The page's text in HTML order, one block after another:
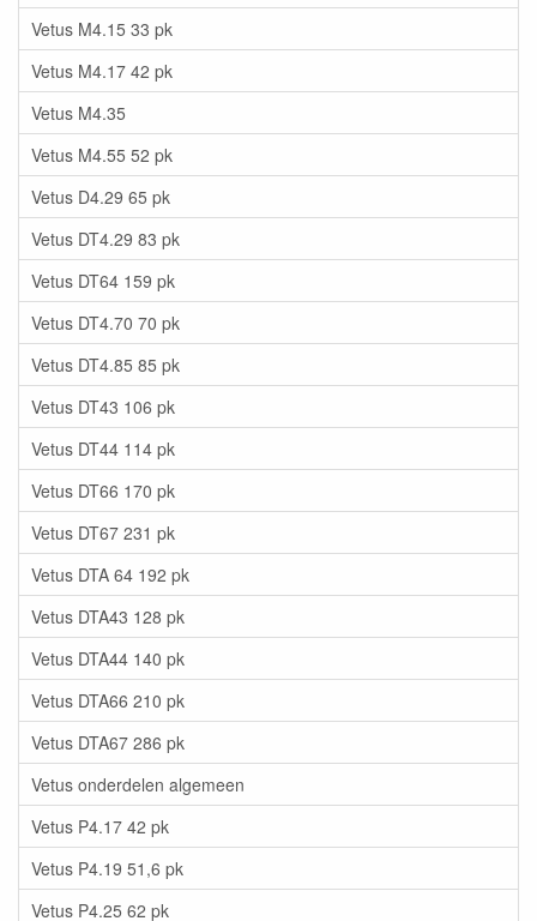
Vetus M4.15 33 pk
Vetus M4.17 42 pk
Vetus M4.35
Vetus M4.55 52 pk
Vetus D4.29 65 pk
Vetus DT4.29 83 pk
Vetus DT64 159 pk
Vetus DT4.70 70 pk
Vetus DT4.85 85 pk
Vetus DT43 106 pk
Vetus DT44 114 pk
Vetus DT66 170 pk
Vetus DT67 231 pk
Vetus DTA 64 192 pk
Vetus DTA43 128 pk
Vetus DTA44 140 pk
Vetus DTA66 210 pk
Vetus DTA67 286 pk
Vetus onderdelen algemeen
Vetus P4.17 42 pk
Vetus P4.19 51,6 pk
Vetus P4.25 62 pk